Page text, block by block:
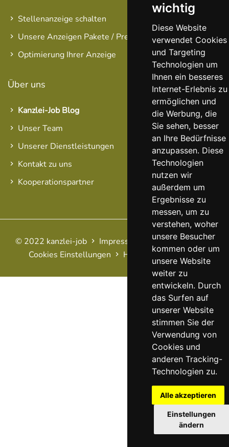
wichtig
Diese Website
verwendet Cookies
und Targeting
Technologien um
Ihnen ein besseres
Internet-Erlebnis zu
ermöglichen und
die Werbung, die
Sie sehen, besser
an Ihre Bedürfnisse
anzupassen. Diese
Technologien
nutzen wir
außerdem um
Ergebnisse zu
messen, um zu
verstehen, woher
unsere Besucher
kommen oder um
unsere Website
weiter zu
entwickeln. Durch
das Surfen auf
unserer Website
stimmen Sie der
Verwendung von
Cookies und
anderen Tracking-
Technologien zu.
Alle akzeptieren
Einstellungen
ändern
Stellenanzeige schalten
Unsere Anzeigen Pakete / Preise
Optimierung Ihrer Anzeige
Über uns
Kanzlei-Job Blog
Unser Team
Unserer Dienstleistungen
Kontakt zu uns
Kooperationspartner
© 2022 kanzlei-job Impressum AGB
Datenschutz
Cookies Einstellungen
Haftungsausschluss FAQ